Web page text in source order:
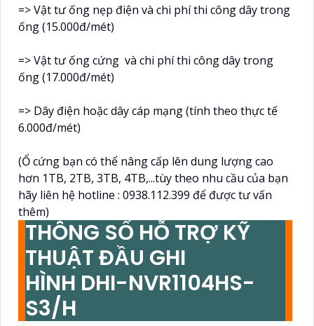
=> Vật tư ống nẹp điện và chi phí thi công dây trong
ống (15.000đ/mét)
=> Vật tư ống cứng và chi phí thi công dây trong
ống (17.000đ/mét)
=> Dây điện hoặc dây cáp mạng (tính theo thực tế
6.000đ/mét)
(Ổ cứng bạn có thể nâng cấp lên dung lượng cao
hơn 1TB, 2TB, 3TB, 4TB,...tùy theo nhu cầu của bạn
hãy liên hệ hotline : 0938.112.399 để được tư vấn
thêm)
THÔNG SỐ HỖ TRỢ KỸ
THUẬT ĐẦU GHI
HÌNH DHI-NVR1104HS-
S3/H